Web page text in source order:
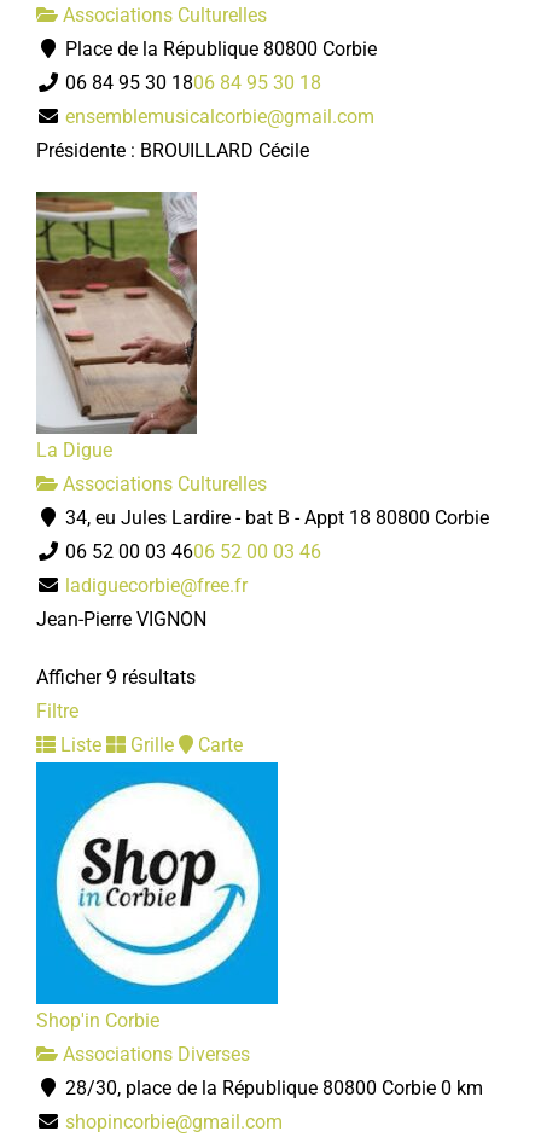
Associations Culturelles
Place de la République 80800 Corbie
06 84 95 30 1806 84 95 30 18
ensemblemusicalcorbie@gmail.com
Présidente : BROUILLARD Cécile
La Digue
Associations Culturelles
34, eu Jules Lardire - bat B - Appt 18 80800 Corbie
06 52 00 03 4606 52 00 03 46
ladiguecorbie@free.fr
Jean-Pierre VIGNON
Afficher 9 résultats
Filtre
Liste
Grille Carte
Shop'in Corbie
Associations Diverses
28/30, place de la République 80800 Corbie 0 km
shopincorbie@gmail.com